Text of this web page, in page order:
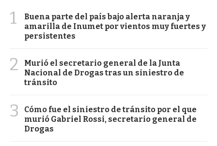
1
Buena parte del país bajo alerta naranja y
amarilla de Inumet por vientos muy fuertes y
persistentes
2
Murió el secretario general de la Junta
Nacional de Drogas tras un siniestro de
tránsito
3
Cómo fue el siniestro de tránsito por el que
murió Gabriel Rossi, secretario general de
Drogas